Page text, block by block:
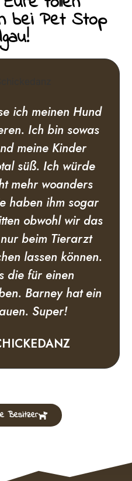
bei Pet Stop
ich meinen Hund
Ich bin sowas
meine Kinder
süß. Ich würde
mehr woanders
haben ihm sogar
obwohl wir das
beim Tierarzt
lassen können.
die für einen
Barney hat ein
Super!
Besitzer